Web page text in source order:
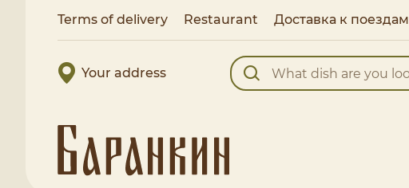
Terms of delivery Restaurant Доставка к поездам
Your address